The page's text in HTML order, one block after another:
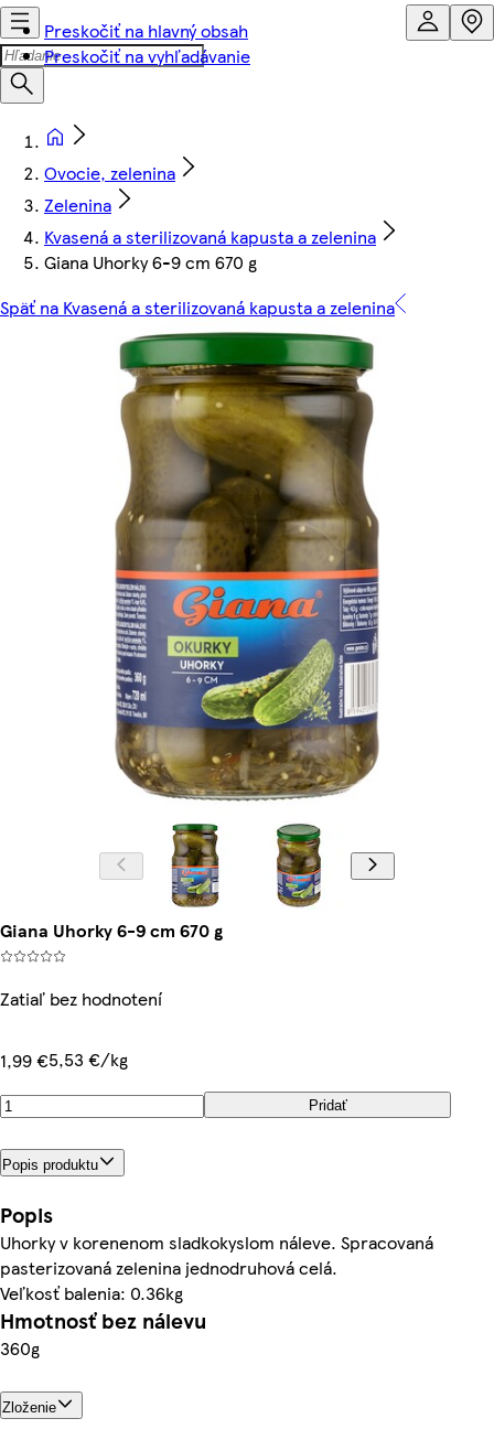
Preskočiť na hlavný obsah
Preskočiť na vyhľadávanie
Ovocie, zelenina
Zelenina
Kvasená a sterilizovaná kapusta a zelenina
Giana Uhorky 6-9 cm 670 g
Späť na Kvasená a sterilizovaná kapusta a zelenina
Giana Uhorky 6-9 cm 670 g
Zatiaľ bez hodnotení
1,99 €5,53 €/kg
Pridať
Popis produktu
Popis
Uhorky v korenenom sladkokyslom náleve. Spracovaná
pasterizovaná zelenina jednodruhová celá.
Veľkosť balenia: 0.36kg
Hmotnosť bez nálevu
360g
Zloženie